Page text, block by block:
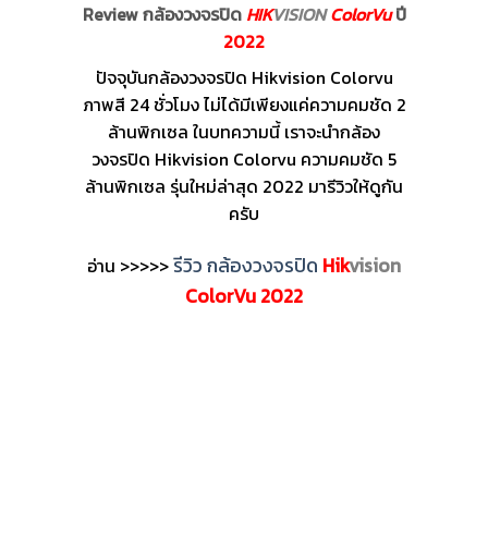
Review กล้องวงจรปิด HIKVISIONColorVuปี
2022
ปัจจุบันกล้องวงจรปิด Hikvision Colorvu
ภาพสี 24 ชั่วโมง ไม่ได้มีเพียงแค่ความคมชัด 2
ล้านพิกเซล ในบทความนี้ เราจะนำกล้อง
วงจรปิด Hikvision Colorvu ความคมชัด 5
ล้านพิกเซล รุ่นใหม่ล่าสุด 2022 มารีวิวให้ดูกัน
ครับ
อ่าน >>>>>รีวิว กล้องวงจรปิด Hikvision
ColorVu2022